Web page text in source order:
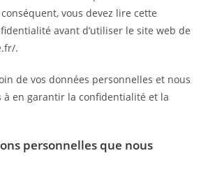
vous devez lire cette
avant d’utiliser le site web de
.
de vos données personnelles et nous
à en garantir la confidentialité et la
personnelles que nous